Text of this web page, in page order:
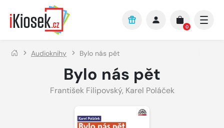
Přejít na hlavní obsah
0
Audioknihy Bylo nás pět
Bylo nás pět
František Filipovský, Karel Poláček